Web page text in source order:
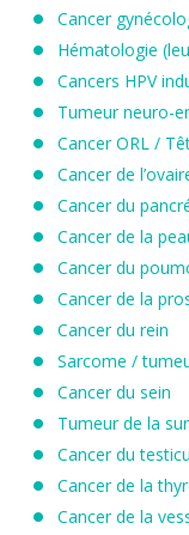
Cancer
Hématologie
Cancers HPV
Tumeur neuro-
Cancer ORL /
Cancer de
Cancer du
Cancer de la
Cancer du
Cancer de la
Cancer du rein
Sarcome /
Cancer du sein
Tumeur de la
Cancer du
Cancer de la
Cancer de la